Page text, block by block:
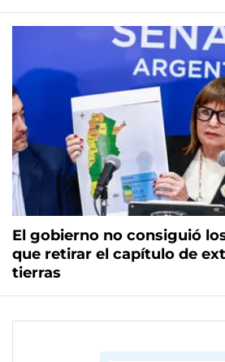
El gobierno no consiguió
que retirar el capítulo de
tierras